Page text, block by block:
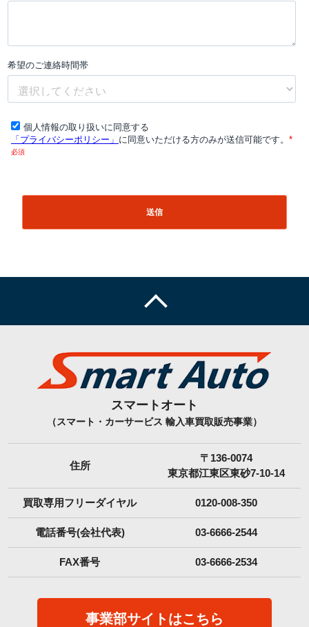
スマートオート
（スマート・カーサービス 輸入車買取販売事業）
住所
〒136-0074
東京都江東区東砂7-10-14
買取専用フリーダイヤル 0120-008-350
電話番号(会社代表) 03-6666-2544
FAX番号 03-6666-2534
事業部サイトはこちら